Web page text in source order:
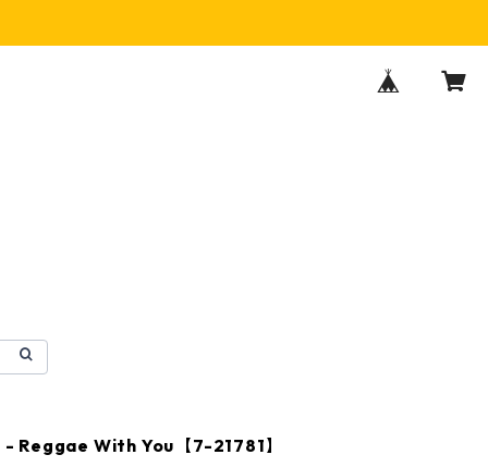
Reggae With You【7-21781】